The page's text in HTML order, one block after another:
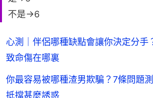
不是→6
心測｜伴侶哪種缺點會讓你決定分手
致命傷在哪裏
你最容易被哪種渣男欺騙？7條問題
抵擋甚麼誘惑